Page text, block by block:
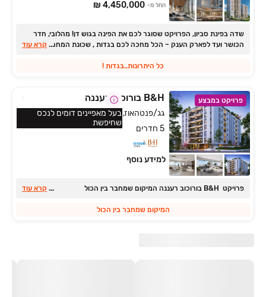
החל מ- 4,450,000 ₪
שדה בפינת סביון, הפרויקט שסוגר לכם את הפינה בגוש דן! מהלובי, חדר
הכושר ועד לפארק הענק ‏– הכל מחכה לכם בגדות , שכונת המחר של
... קרא עוד
כל היתרונות..בגדות !
פרויקט במבצע B&H בורוכוב רעננה
גג/פנטהאוז, נווה דוד רמז, רעננה
5 חדרים
למידע נוסף
פרויקט B&H בורוכוב רעננה המיקום שמחבר בין הכול ... קרא עוד
המיקום שמחבר בין הכול
בעל מאפיינים דומים לנכס
שחיפשת